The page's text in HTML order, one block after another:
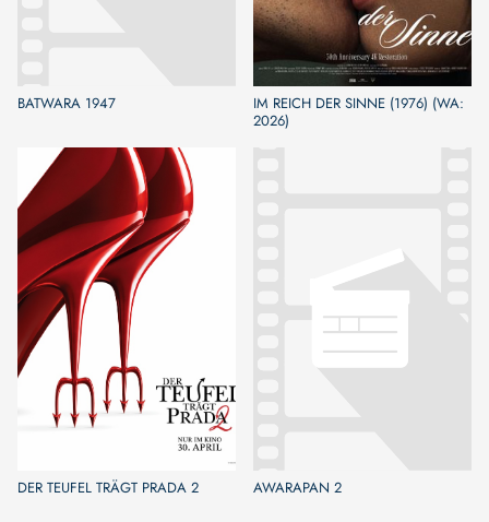
BATWARA 1947
IM REICH DER SINNE (1976) (WA:
2026)
DER TEUFEL TRÄGT PRADA 2 AWARAPAN 2